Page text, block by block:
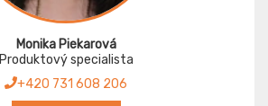
Monika Piekarová
Produktový specialista
+420 731 608 206